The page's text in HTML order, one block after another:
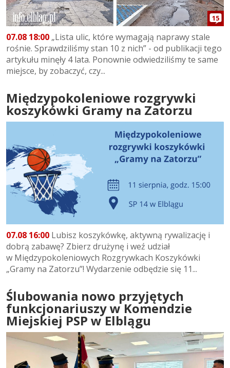
15
07.08 18:00 „Lista ulic, które wymagają naprawy stale
rośnie. Sprawdziliśmy stan 10 z nich” - od publikacji tego
artykułu minęły 4 lata. Ponownie odwiedziliśmy te same
miejsce, by zobaczyć, czy...
Międzypokoleniowe rozgrywki
koszykówki Gramy na Zatorzu
07.08 16:00 Lubisz koszykówkę, aktywną rywalizację i
dobrą zabawę? Zbierz drużynę i weź udział
w Międzypokoleniowych Rozgrywkach Koszykówki
„Gramy na Zatorzu”! Wydarzenie odbędzie się 11...
Ślubowania nowo przyjętych
funkcjonariuszy w Komendzie
Miejskiej PSP w Elblągu